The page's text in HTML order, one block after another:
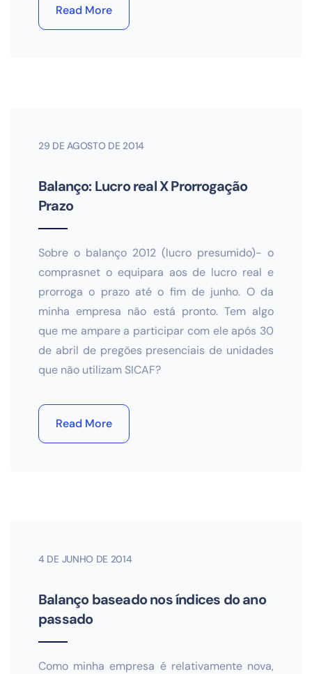
Read More
29 DE AGOSTO DE 2014
Balanço: Lucro real X Prorrogação
Prazo
Sobre o balanço 2012 (lucro presumido)- o
comprasnet o equipara aos de lucro real e
prorroga o prazo até o fim de junho. O da
minha empresa não está pronto. Tem algo
que me ampare a participar com ele após 30
de abril de pregões presenciais de unidades
que não utilizam SICAF?
Read More
4 DE JUNHO DE 2014
Balanço baseado nos índices do ano
passado
Como minha empresa é relativamente nova,